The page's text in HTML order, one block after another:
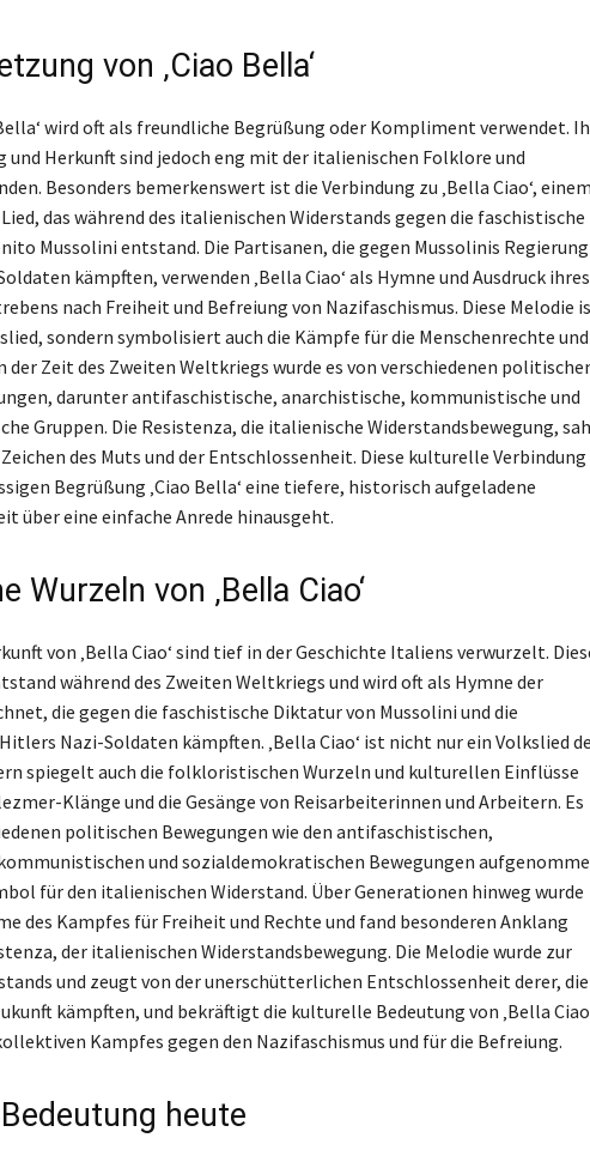
von ‚Ciao Bella‘
wird oft als freundliche Begrüßung oder Kompliment verwendet.
und Herkunft sind jedoch eng mit der italienischen Folklore und
Besonders bemerkenswert ist die Verbindung zu ‚Bella Ciao‘, einem
das während des italienischen Widerstands gegen die faschistische
Mussolini entstand. Die Partisanen, die gegen Mussolinis Regierung
kämpften, verwenden ‚Bella Ciao‘ als Hymne und Ausdruck ihres
nach Freiheit und Befreiung von Nazifaschismus. Diese Melodie
sondern symbolisiert auch die Kämpfe für die Menschenrechte und
der Zeit des Zweiten Weltkriegs wurde es von verschiedenen
darunter antifaschistische, anarchistische, kommunistische und
Gruppen. Die Resistenza, die italienische Widerstandsbewegung, sah
Zeichen des Muts und der Entschlossenheit. Diese kulturelle Verbindung
Begrüßung ‚Ciao Bella‘ eine tiefere, historisch aufgeladene
über eine einfache Anrede hinausgeht.
Wurzeln von ‚Bella Ciao‘
von ‚Bella Ciao‘ sind tief in der Geschichte Italiens verwurzelt.
während des Zweiten Weltkriegs und wird oft als Hymne der
die gegen die faschistische Diktatur von Mussolini und die
Nazi-Soldaten kämpften. ‚Bella Ciao‘ ist nicht nur ein Volkslied
spiegelt auch die folkloristischen Wurzeln und kulturellen Einflüsse
Klänge und die Gesänge von Reisarbeiterinnen und Arbeitern. Es
politischen Bewegungen wie den antifaschistischen,
und sozialdemokratischen Bewegungen
für den italienischen Widerstand. Über Generationen hinweg wurde
des Kampfes für Freiheit und Rechte und fand besonderen Anklang
der italienischen Widerstandsbewegung. Die Melodie wurde zur
und zeugt von der unerschütterlichen Entschlossenheit derer, die
kämpften, und bekräftigt die kulturelle Bedeutung von ‚Bella
Kampfes gegen den Nazifaschismus und für die Befreiung.
heute